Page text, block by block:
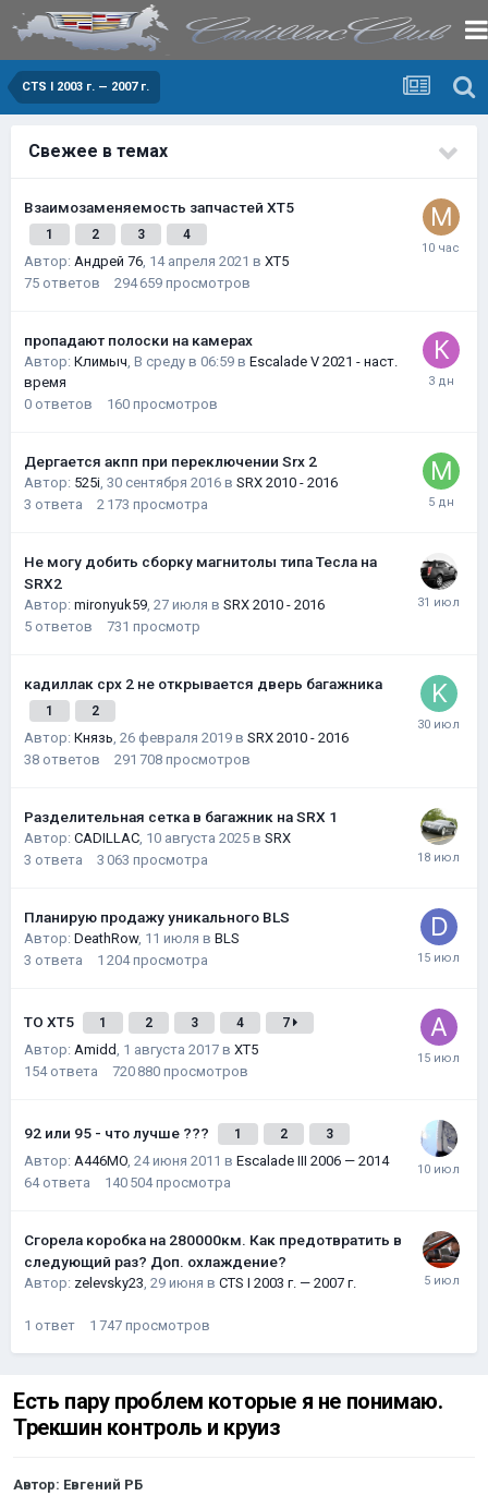
CTS I 2003 г. — 2007 г.
Свежее в темах
Взаимозаменяемость запчастей XT5
1 2 3 4
Автор: Андрей 76, 14 апреля 2021 в XT5
75 ответов 294 659 просмотров
пропадают полоски на камерах
Автор: Климыч, В среду в 06:59 в Escalade V 2021 - наст.
время
0 ответов 160 просмотров
Дергается акпп при переключении Srx 2
Автор: 525i, 30 сентября 2016 в SRX 2010 - 2016
3 ответа 2 173 просмотра
Не могу добить сборку магнитолы типа Тесла на
SRX2
Автор: mironyuk59, 27 июля в SRX 2010 - 2016
5 ответов 731 просмотр
кадиллак срх 2 не открывается дверь багажника
1 2
Автор: Князь, 26 февраля 2019 в SRX 2010 - 2016
38 ответов 291 708 просмотров
Разделительная сетка в багажник на SRX 1
Автор: CADILLAC, 10 августа 2025 в SRX
3 ответа 3 063 просмотра
Планирую продажу уникального BLS
Автор: DeathRow, 11 июля в BLS
3 ответа 1 204 просмотра
ТО XT5 1 2 3 4 7
Автор: Amidd, 1 августа 2017 в XT5
154 ответа 720 880 просмотров
92 или 95 - что лучше ??? 1 2 3
Автор: A446MO, 24 июня 2011 в Escalade III 2006 — 2014
64 ответа 140 504 просмотра
Сгорела коробка на 280000км. Как предотвратить в
следующий раз? Доп. охлаждение?
Автор: zelevsky23, 29 июня в CTS I 2003 г. — 2007 г.
1 ответ 1 747 просмотров
Есть пару проблем которые я не понимаю.
Трекшин контроль и круиз
Автор: Евгений РБ